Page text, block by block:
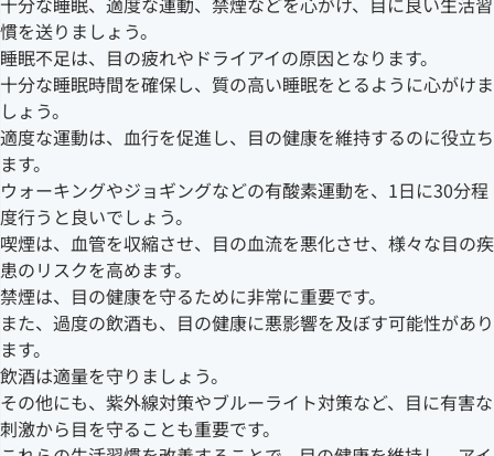
慣を送りましょう。
睡眠不足は、目の疲れやドライアイの原因となります。
十分な睡眠時間を確保し、質の高い睡眠をとるように心がけま
しょう。
適度な運動は、血行を促進し、目の健康を維持するのに役立ち
ます。
ウォーキングやジョギングなどの有酸素運動を、1日に30分程
度行うと良いでしょう。
喫煙は、血管を収縮させ、目の血流を悪化させ、様々な目の疾
患のリスクを高めます。
禁煙は、目の健康を守るために非常に重要です。
また、過度の飲酒も、目の健康に悪影響を及ぼす可能性があり
ます。
飲酒は適量を守りましょう。
その他にも、紫外線対策やブルーライト対策など、目に有害な
刺激から目を守ることも重要です。